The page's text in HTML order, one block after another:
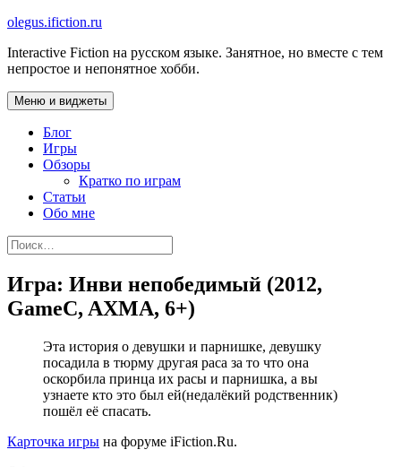
Перейти
содержимому
olegus.ifiction.ru
Interactive Fiction на русском языке. Занятное, но вместе с тем
непростое и непонятное хобби.
Меню и виджеты
Блог
Игры
Обзоры
Кратко по играм
Статьи
Обо мне
Найти:
Игра: Инви непобедимый (2012,
GameC, AXMA, 6+)
Эта история о девушки и парнишке, девушку
посадила в тюрму другая раса за то что она
оскорбила принца их расы и парнишка, а вы
узнаете кто это был ей(недалёкий родственник)
пошёл её спасать.
Карточка игры на форуме iFiction.Ru.